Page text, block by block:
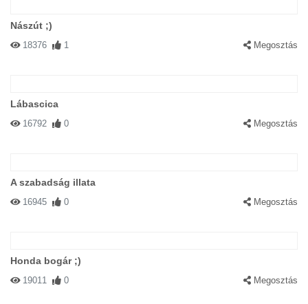
Nászút ;)
18376 1 Megosztás
Lábascica
16792 0 Megosztás
A szabadság illata
16945 0 Megosztás
Honda bogár ;)
19011 0 Megosztás